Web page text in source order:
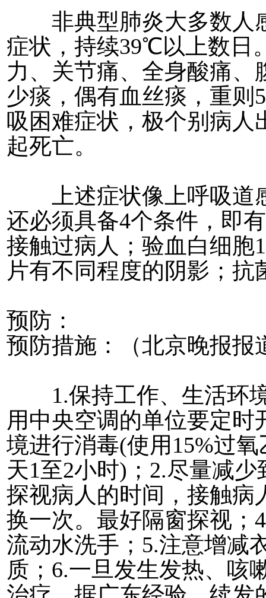
非典型肺炎大多数人
症状，持续39℃以上数日
力、关节痛、全身酸痛
少痰，偶有血丝痰，重则
吸困难症状，极个别病人
起死亡。
上述症状像上呼吸道
还必须具备4个条件，即
接触过病人；验血白细胞
片有不同程度的阴影；
预防：
预防措施：（北京晚报报
1.保持工作、生活环境
用中央空调的单位要定
境进行消毒(使用15%过
天1至2小时)；2.尽量减
探视病人的时间，接触病
换一次。最好隔窗探视；
流动水洗手；5.注意增减
质；6.一旦发生发热、咳